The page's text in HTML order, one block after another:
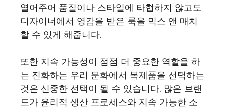
열어주어 품질이나 스타일에 타협하지 않고도
디자이너에서 영감을 받은 룩을 믹스 앤 매치
할 수 있게 해줍니다.
또한 지속 가능성이 점점 더 중요한 역할을 하
는 진화하는 우리 문화에서 복제품을 선택하는
것은 신중한 선택이 될 수 있습니다. 많은 브랜
드가 윤리적 생산 프로세스와 지속 가능한 소